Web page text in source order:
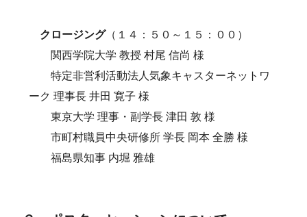
クロージング（１４：５０～１５：００）
関西学院大学 教授 村尾 信尚 様
特定非営利活動法人気象キャスターネットワ
ーク 理事長 井田 寛子 様
東京大学 理事・副学長 津田 敦 様
市町村職員中央研修所 学長 岡本 全勝 様
​ 福島県知事 内堀 雅雄